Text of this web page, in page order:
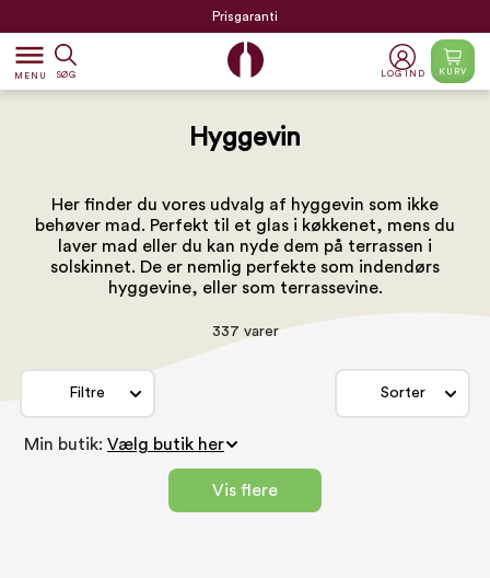
Prisgaranti
dehaze
MENU SØG LOG IND KURV
Hyggevin
Her finder du vores udvalg af hyggevin som ikke
behøver mad. Perfekt til et glas i køkkenet, mens du
laver mad eller du kan nyde dem på terrassen i
solskinnet. De er nemlig perfekte som indendørs
hyggevine, eller som terrassevine.
337 varer
Filtre Sorter
Min butik:
Vis flere